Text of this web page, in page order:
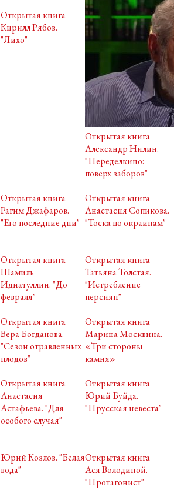
Открытая книга
Кирилл Рябов.
"Лихо"
Открытая книга
Александр Нилин.
"Переделкино:
поверх заборов"
Открытая книга
Рагим Джафаров.
"Его последние дни"
Открытая книга
Анастасия Сопикова.
"Тоска по окраинам"
Открытая книга
Шамиль
Идиатуллин. "До
февраля"
Открытая книга
Татьяна Толстая.
"Истребление
персиян"
Открытая книга
Вера Богданова.
"Сезон отравленных
плодов"
Открытая книга
Марина Москвина.
«Три стороны
камня»
Открытая книга
Анастасия
Астафьева. "Для
особого случая"
Открытая книга
Юрий Буйда.
"Прусская невеста"
Юрий Козлов. "Белая
вода"
Открытая книга
Ася Володиной.
"Протагонист"